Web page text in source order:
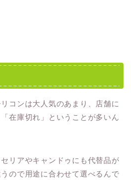
コンは大人気のあまり、店舗に
在庫切れ」ということが多いん
リアやキャンドゥにも代替品が
ので用途に合わせて選べるんで